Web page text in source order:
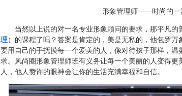
形象管理师——时尚的一
当然以上说的对一名专业形象顾问的要求，那平凡的
理）的课程了吗？答案是肯定的，美是无私的，他包罗万
要用自己的手抚摸每一个爱美的人，像对待孩子那样，
求。风尚圈形象管理师班有义务让每一个美丽的人变得更
人，他人赞许的眼神会让你的生活充满幸福和自信。